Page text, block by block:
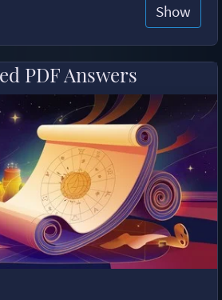
Show
PDF Answers